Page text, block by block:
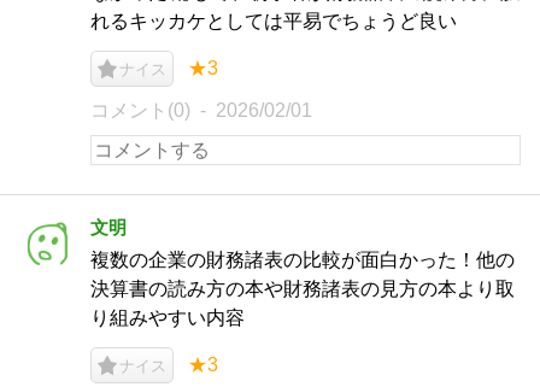
れるキッカケとしては平易でちょうど良い
ナイス ★3
コメント(0) 2026/02/01
文明
複数の企業の財務諸表の比較が面白かった！他の
決算書の読み方の本や財務諸表の見方の本より取
り組みやすい内容
ナイス ★3